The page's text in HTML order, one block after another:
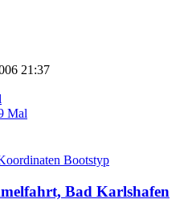
21:37
Mal
Bootstyp
Bad Karlshafen